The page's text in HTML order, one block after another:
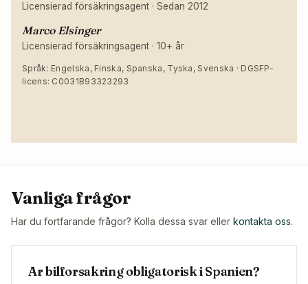
Licensierad försäkringsagent · Sedan 2012
Marco Elsinger
Licensierad försäkringsagent · 10+ år
Språk: Engelska, Finska, Spanska, Tyska, Svenska · DGSFP-
licens: C0031B93323293
Vanliga frågor
Har du fortfarande frågor? Kolla dessa svar eller kontakta oss.
Ar bilforsakring obligatorisk i Spanien?